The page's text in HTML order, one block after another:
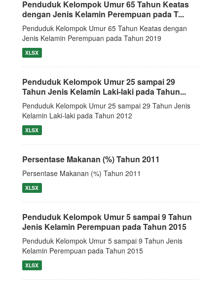
Penduduk Kelompok Umur 65 Tahun Keatas
dengan Jenis Kelamin Perempuan pada T...
Penduduk Kelompok Umur 65 Tahun Keatas dengan
Jenis Kelamin Perempuan pada Tahun 2019
XLSX
Penduduk Kelompok Umur 25 sampai 29
Tahun Jenis Kelamin Laki-laki pada Tahun...
Penduduk Kelompok Umur 25 sampai 29 Tahun Jenis
Kelamin Laki-laki pada Tahun 2012
XLSX
Persentase Makanan (%) Tahun 2011
Persentase Makanan (%) Tahun 2011
XLSX
Penduduk Kelompok Umur 5 sampai 9 Tahun
Jenis Kelamin Perempuan pada Tahun 2015
Penduduk Kelompok Umur 5 sampai 9 Tahun Jenis
Kelamin Perempuan pada Tahun 2015
XLSX